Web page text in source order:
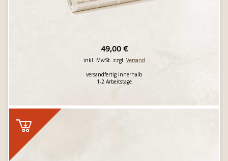
49,00 €
inkl. MwSt. zzgl. Versand
versandfertig innerhalb
1-2 Arbeitstage